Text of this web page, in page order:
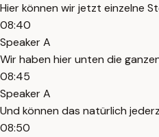
Hier können wir jetzt einzelne
08:40
Speaker A
Wir haben hier unten die
08:45
Speaker A
Und können das natürlich
08:50